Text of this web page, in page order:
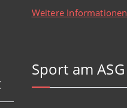
Weitere Informationen
Sport am ASG